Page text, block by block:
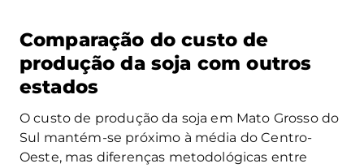
Comparação do custo de
produção da soja com outros
estados
O custo de produção da soja em Mato Grosso do
Sul mantém-se próximo à média do Centro-
Oeste, mas diferenças metodológicas entre